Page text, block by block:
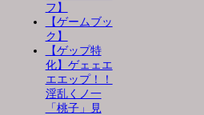
フ】
【ゲームブッ
ク】
【ゲップ特
化】ゲェェエ
エエップ！！
淫乱くノ一
「桃子」見